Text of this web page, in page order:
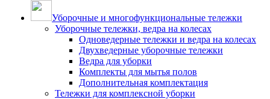
Уборочные и многофункциональные тележки
Уборочные тележки, ведра на колесах
Одноведерные тележки и ведра на колесах
Двухведерные уборочные тележки
Ведра для уборки
Комплекты для мытья полов
Дополнительная комплектация
Тележки для комплексной уборки